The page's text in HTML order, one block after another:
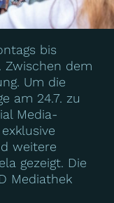
bis
Zwischen dem
Um die
am 24.7. zu
Media-
weitere
gezeigt. Die
Mediathek